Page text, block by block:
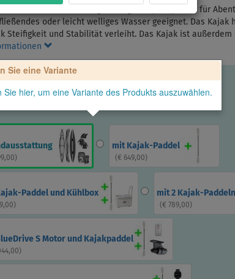
MARINA CALIBER ist ein großartiges Kajak speziell für
oder leicht welliges Wasser geeignet. Das Kajak
Steifigkeit und Stabilität verleiht. Das Kajak ist
Sie eine Variante
Sie hier, um eine Variante des Produkts auszuwählen.
)
mit Kajak-Paddel
(€ 649,00)
Paddel und Kühlbox
)
mit 2 Kajak-
(€ 789,00)
S Motor und Kajakpaddel
)